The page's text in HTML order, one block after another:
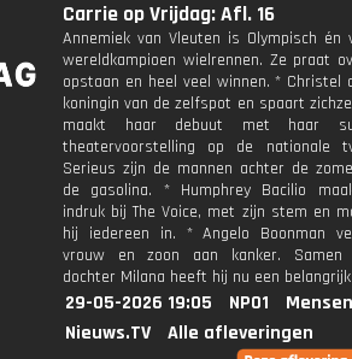
Carrie op Vrijdag: Afl. 16
Annemiek van Vleuten is Olympisch én
wereldkampioen wielrennen. Ze praat
opstaan en heel veel winnen. * Christel
koningin van de zelfspot en spaart
maakt haar debuut met haar
theatervoorstelling op de nationale
Serieus zijn de mannen achter de
de gasolina. * Humphrey Bacilio
indruk bij The Voice, met zijn stem en
hij iedereen in. * Angelo Boonman
vrouw en zoon aan kanker.
dochter Milana heeft hij nu een
29-05-2026 19:05 NPO1
Nieuws.TV
Alle afleveringen